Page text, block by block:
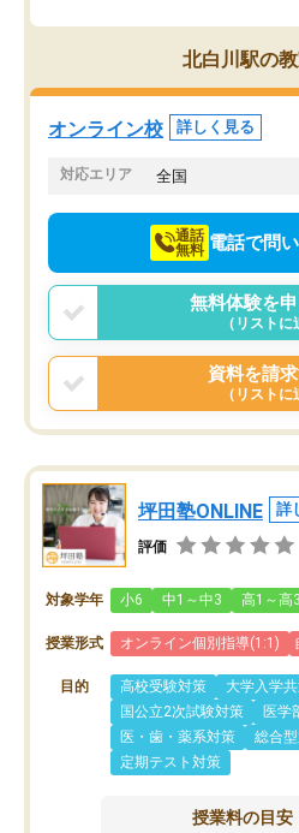
北白川駅の
オンライン校 詳しく見る
対応エリア 全国
通話
無料 電話で問
無料体験を
（リストに
資料を請
（リストに
坪田塾ONLINE 詳
評価
対象学年 小6 中1～中3 高1～高3
授業形式 オンライン個別指導(1:1)
目的 高校受験対策
大学入学
国公立2次試験対策
医学
医・歯・薬系対策
総合
定期テスト対策
授業料の目安